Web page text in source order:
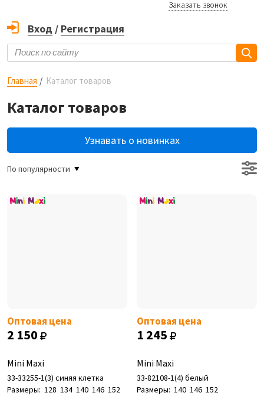
Заказать звонок
Вход / Регистрация
Главная Каталог товаров
Каталог товаров
Узнавать о новинках
По популярности
Оптовая цена
2 150
Mini Maxi
33-33255-1(3) синяя клетка
Размеры: 128 134 140 146 152
Оптовая цена
1 245
Mini Maxi
33-82108-1(4) белый
Размеры: 140 146 152